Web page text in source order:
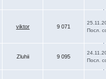
viktor 9 071
Посл.
Zluhii 9 095
Посл.